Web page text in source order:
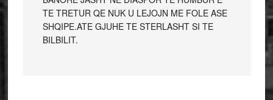
TE TRETUR QE NUK U LEJOJN ME FOLE ASE
SHQIPE.ATE GJUHE TE STERLASHT SI TE
BILBILIT.